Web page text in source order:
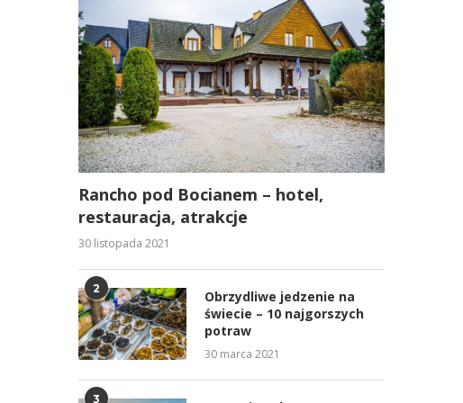
Rancho pod Bocianem – hotel,
restauracja, atrakcje
30 listopada 2021
2
Obrzydliwe jedzenie na
świecie – 10 najgorszych
potraw
30 marca 2021
3